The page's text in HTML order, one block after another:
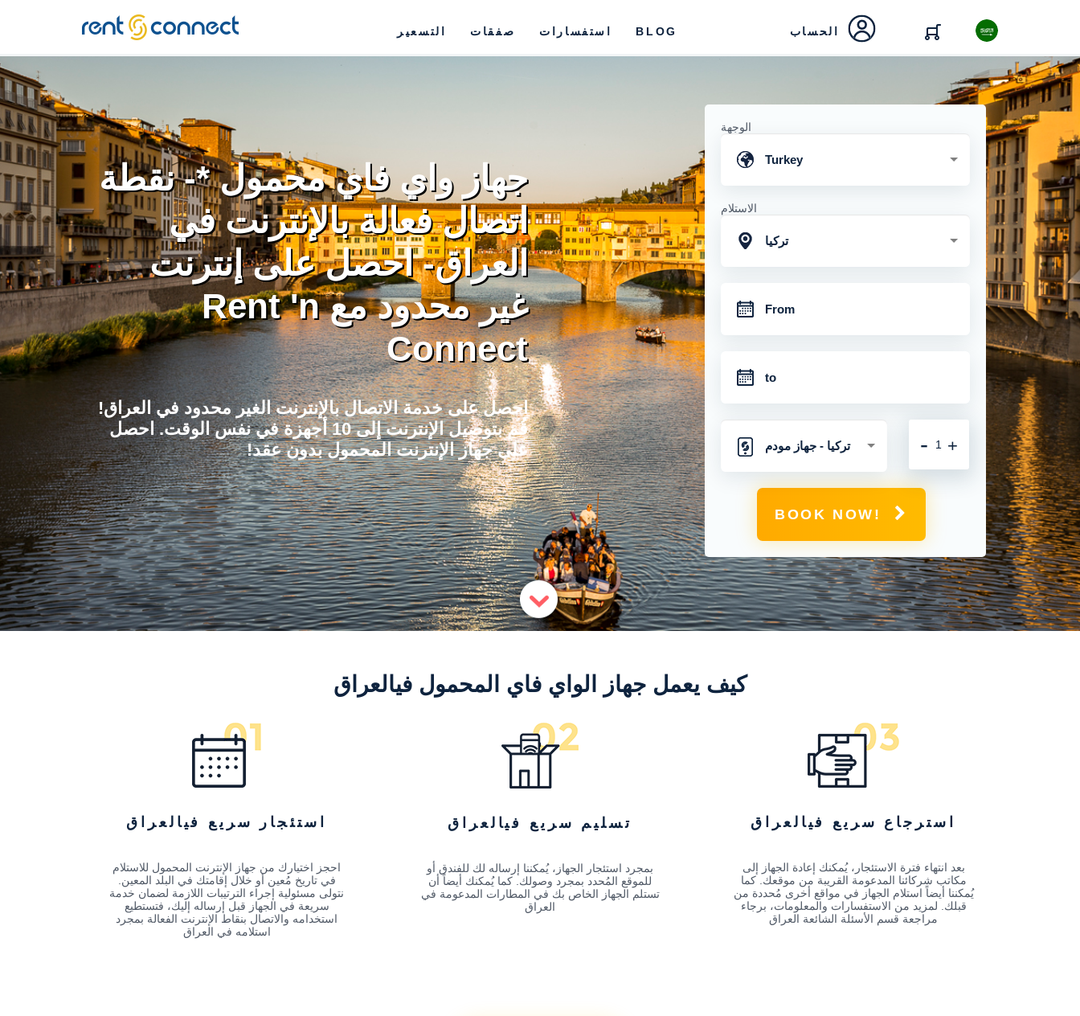
RENT'N
CONNECT
التسعير صفقات استفسارات BLOG الحساب
جهاز واي فاي محمول *- نقطة
اتصال فعالة بالإنترنت في
العراق- احصل على إنترنت
غير محدود مع Rent 'n
Connect
احصل على خدمة الاتصال بالإنترنت الغير محدود في العراق!
قُم بتوصيل الإنترنت إلى 10 أجهزة في نفس الوقت. احصل
على جهاز الإنترنت المحمول بدون عقد!
الوجهة
Turkey
الاستلام
تركيا
تركيا - جهاز مودم
متنقل مع اتصال 4 جي
+
-
BOOK NOW!
كيف يعمل جهاز الواي فاي المحمول فيالعراق
استئجار سريع فيالعراق
احجز اختيارك من جهاز الإنترنت المحمول للاستلام
في تاريخ مُعين أو خلال إقامتك في البلد المعين.
نتولى مسئولية إجراء الترتيبات اللازمة لضمان خدمة
سريعة في الجهاز قبل إرساله إليك، فتستطيع
استخدامه والاتصال بنقاط الإنترنت الفعالة بمجرد
استلامه في العراق
تسليم سريع فيالعراق
بمجرد استئجار الجهاز، يُمكننا إرساله لك للفندق أو
للموقع المُحدد بمجرد وصولك. كما يُمكنك أيضاً أن
تستلم الجهاز الخاص بك في المطارات المدعومة في
العراق
استرجاع سريع فيالعراق
بعد انتهاء فترة الاستئجار، يُمكنك إعادة الجهاز إلى
مكاتب شركائنا المدعومة القريبة من موقعك. كما
يُمكننا أيضاً استلام الجهاز في مواقع أخرى مُحددة من
قبلك. لمزيد من الاستفسارات والمعلومات، برجاء
مراجعة قسم الأسئلة الشائعة العراق